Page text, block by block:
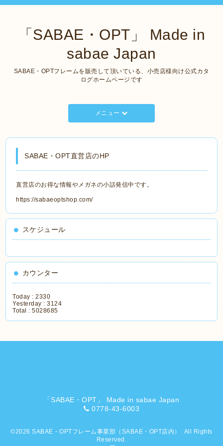
「SABAE・OPT」 Made in
sabae Japan
SABAE・OPTフレームを販売して頂いている、小売店様向け公式カタ
ログホームページです
メニュー
SABAE・OPT直営店のHP
直営店のお得な情報やメガネの小話発信中です。
https://sabaeoptshop.com/
スケジュール
カウンター
Today :2330
Yesterday :3124
Total :5028685
「SABAE・OPT」 Made in sabae Japan
0778-43-6003
©2026SABAE・OPTフレーム事業部（SABAE・OPT店内） . All Rights
Reserved.